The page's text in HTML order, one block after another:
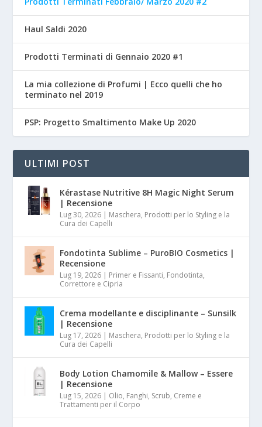
Haul Saldi 2020
Prodotti Terminati di Gennaio 2020 #1
La mia collezione di Profumi | Ecco quelli che ho
terminato nel 2019
PSP: Progetto Smaltimento Make Up 2020
ULTIMI POST
Kérastase Nutritive 8H Magic Night Serum
| Recensione
Lug 30, 2026 | Maschera, Prodotti per lo Styling e la
Cura dei Capelli
Fondotinta Sublime – PuroBIO Cosmetics |
Recensione
Lug 19, 2026 | Primer e Fissanti, Fondotinta,
Correttore e Cipria
Crema modellante e disciplinante – Sunsilk
| Recensione
Lug 17, 2026 | Maschera, Prodotti per lo Styling e la
Cura dei Capelli
Body Lotion Chamomile & Mallow – Essere
| Recensione
Lug 15, 2026 | Olio, Fanghi, Scrub, Creme e
Trattamenti per il Corpo